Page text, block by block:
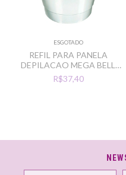
ESGOTADO
REFIL PARA PANELA
DEPILACAO MEGA BELL
STANDARD 900G
R$37,40